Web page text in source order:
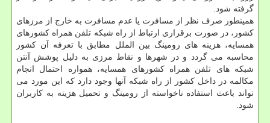
گرفته شود.
همینطور صرف نظر از مسافرت یا عدم مسافرت به خارج از مرزهای
کشور، در صورت برقراری ارتباط از راه شبکه تلفن همراه کشورهای
همسایه، هزینه های رومینگ بین الملل مطابق با تعرفه آن کشور
محاسبه می گردد و در شهرها و نقاط مرزی به دلیل پوشش آنتن
شبکه های تلفن همراه کشورهای همسایه، همواره احتمال انجام
مکالمه در داخل کشور از راه شبکه آنها وجود دارد که این مورد می
تواند باعث استفاده ناخواسته از رومینگ و تحمیل هزینه به کاربران
شود.